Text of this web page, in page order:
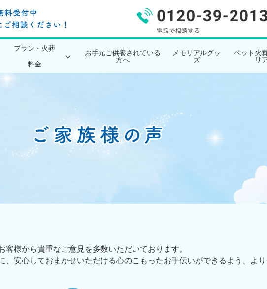
プラン・火葬
料金
お手元ご供養されている
方へ
メモリアルグッ
ズ
ペット火
リ
様から貴重なご意見を多数いただいております。
安心しておまかせいただける心のこもったお手伝いができるよう、より